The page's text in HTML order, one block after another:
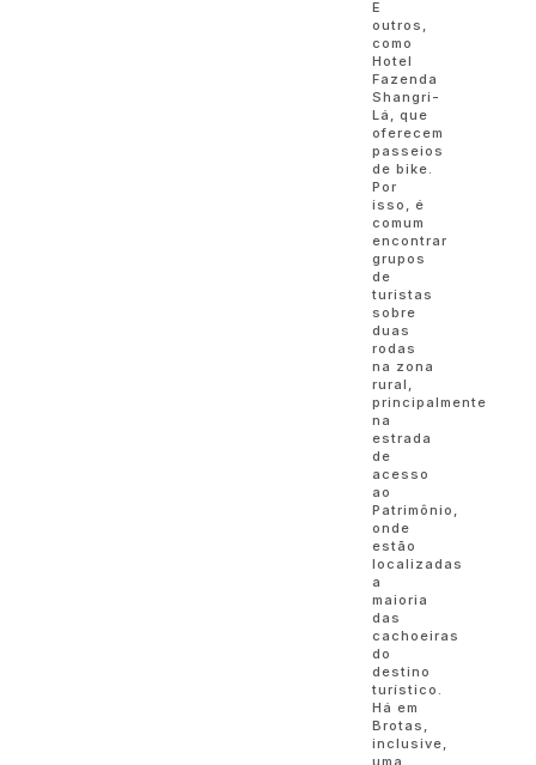
E
outros,
como
Hotel
Fazenda
Shangri-
Lá, que
oferecem
passeios
de bike.
Por
isso, é
comum
encontrar
grupos
de
turistas
sobre
duas
rodas
na zona
rural,
principalmente
na
estrada
de
acesso
ao
Patrimônio,
onde
estão
localizadas
a
maioria
das
cachoeiras
do
destino
turístico.
Há em
Brotas,
inclusive,
uma